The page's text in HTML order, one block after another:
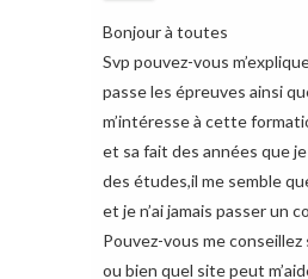
Bonjour à toutes
Svp pouvez-vous
passe les épreuves ainsi
m’intéresse à cette
et sa fait des années que
des études,il me semble
et je n’ai jamais passer un
Pouvez-vous me
ou bien quel site peut